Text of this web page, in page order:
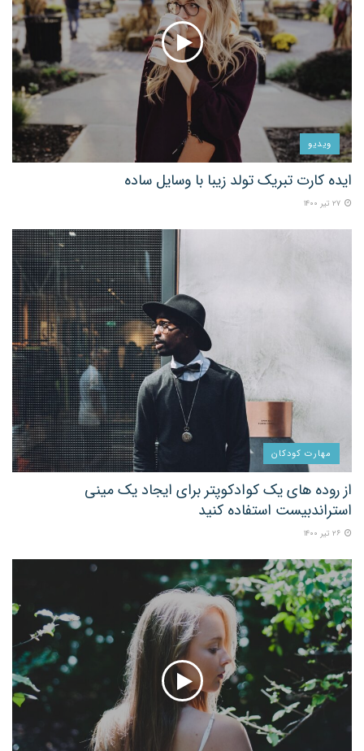
ویدیو
ایده کارت تبریک تولد زیبا با وسایل ساده
مهارت کودکان
از روده های یک کوادکوپتر برای ایجاد یک مینی
استراندبیست استفاده کنید